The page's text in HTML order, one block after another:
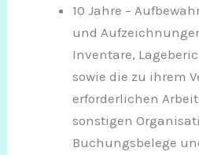
10 Jahre –
und
Inventare,
sowie die zu ihrem
erforderlichen
sonstigen
Buchungsbelege